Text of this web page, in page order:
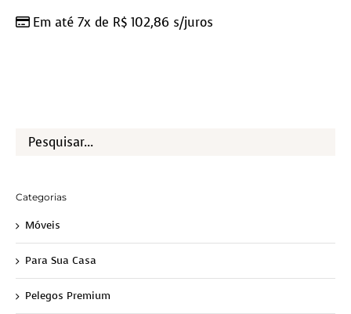
Em até 7x de R$ 102,86 s/juros
Categorias
Móveis
Para Sua Casa
Pelegos Premium